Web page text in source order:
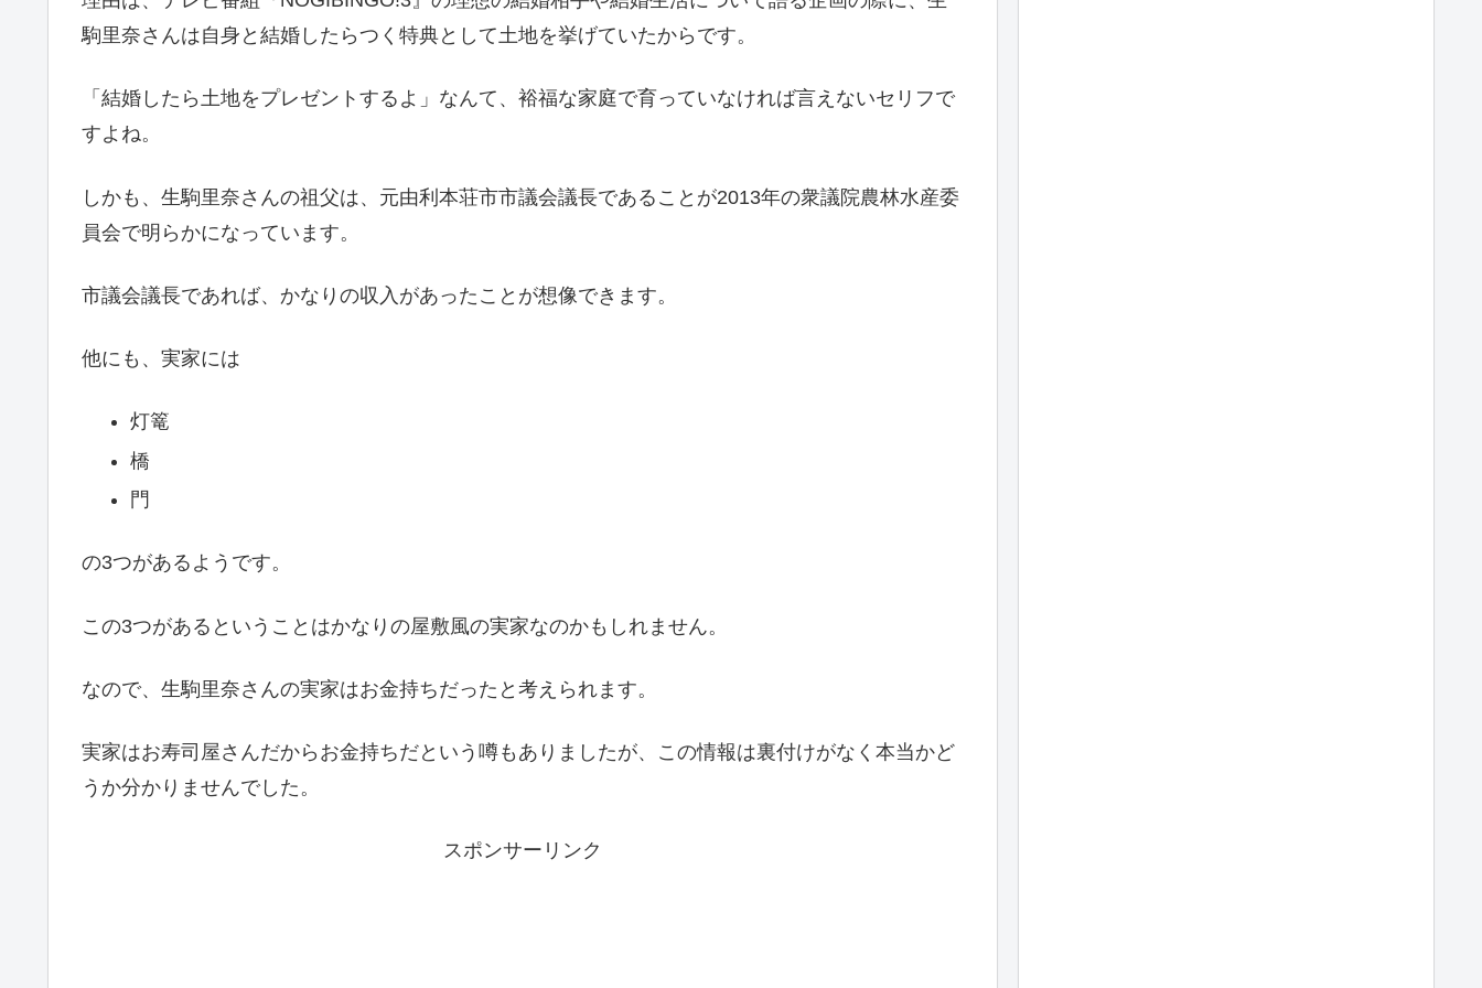
駒里奈さんは自身と結婚したらつく特典として土地を挙げていたからです。
「結婚したら土地をプレゼントするよ」なんて、裕福な家庭で育っていなければ言えないセリフで
すよね。
しかも、生駒里奈さんの祖父は、元由利本荘市市議会議長であることが2013年の衆議院農林水産委
員会で明らかになっています。
市議会議長であれば、かなりの収入があったことが想像できます。
他にも、実家には
灯篭
橋
門
の3つがあるようです。
この3つがあるということはかなりの屋敷風の実家なのかもしれません。
なので、生駒里奈さんの実家はお金持ちだったと考えられます。
実家はお寿司屋さんだからお金持ちだという噂もありましたが、この情報は裏付けがなく本当かど
うか分かりませんでした。
スポンサーリンク